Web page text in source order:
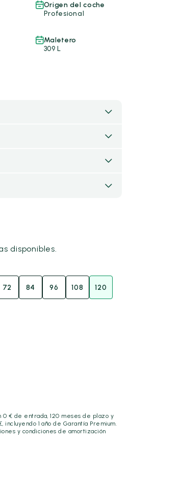
Origen del coche
Profesional
Maletero
309 L
disponibles.
72 84 96 108 120
0 € de entrada,120 meses de plazo y
incluyendo 1 año de Garantía Premium.
y condiciones de amortización